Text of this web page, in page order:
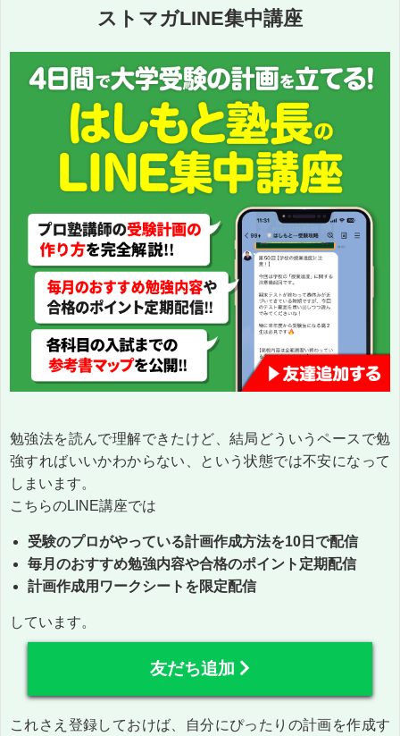
ストマガLINE集中講座
勉強法を読んで理解できたけど、結局どういうペースで勉
強すればいいかわからない、という状態では不安になって
しまいます。
こちらのLINE講座では
受験のプロがやっている計画作成方法を10日で配信
毎月のおすすめ勉強内容や合格のポイント定期配信
計画作成用ワークシートを限定配信
しています。
友だち追加
これさえ登録しておけば、自分にぴったりの計画を作成す